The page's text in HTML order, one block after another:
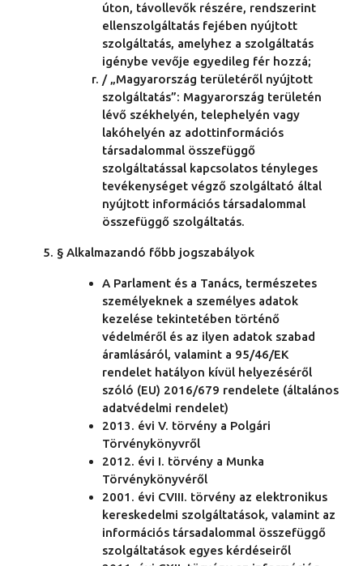
úton, távollevők részére, rendszerint
ellenszolgáltatás fejében nyújtott
szolgáltatás, amelyhez a szolgáltatás
igénybe vevője egyedileg fér hozzá;
/ „Magyarország területéről nyújtott
szolgáltatás”: Magyarország területén
lévő székhelyén, telephelyén vagy
lakóhelyén az adottinformációs
társadalommal összefüggő
szolgáltatással kapcsolatos tényleges
tevékenységet végző szolgáltató által
nyújtott információs társadalommal
összefüggő szolgáltatás.
§ Alkalmazandó főbb jogszabályok
A Parlament és a Tanács, természetes
személyeknek a személyes adatok
kezelése tekintetében történő
védelméről és az ilyen adatok szabad
áramlásáról, valamint a 95/46/EK
rendelet hatályon kívül helyezéséről
szóló (EU) 2016/679 rendelete (általános
adatvédelmi rendelet)
2013. évi V. törvény a Polgári
Törvénykönyvről
2012. évi I. törvény a Munka
Törvénykönyvéről
2001. évi CVIII. törvény az elektronikus
kereskedelmi szolgáltatások, valamint az
információs társadalommal összefüggő
szolgáltatások egyes kérdéseiről